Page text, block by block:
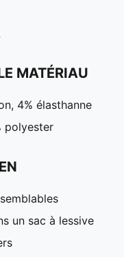
MATÉRIAU
4% élasthanne
polyester
un sac à lessive